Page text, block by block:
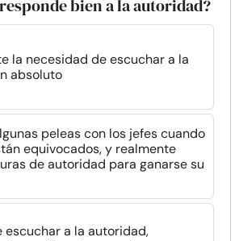
bien a la autoridad?
la necesidad de escuchar a la
absoluto
peleas con los jefes cuando
equivocados, y realmente
de autoridad para ganarse su
escuchar a la autoridad,